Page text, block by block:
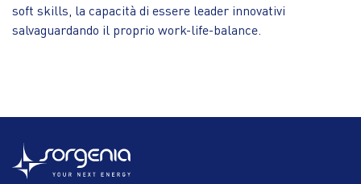
soft skills, la capacità di essere leader innovativi
salvaguardando il proprio work-life-balance.